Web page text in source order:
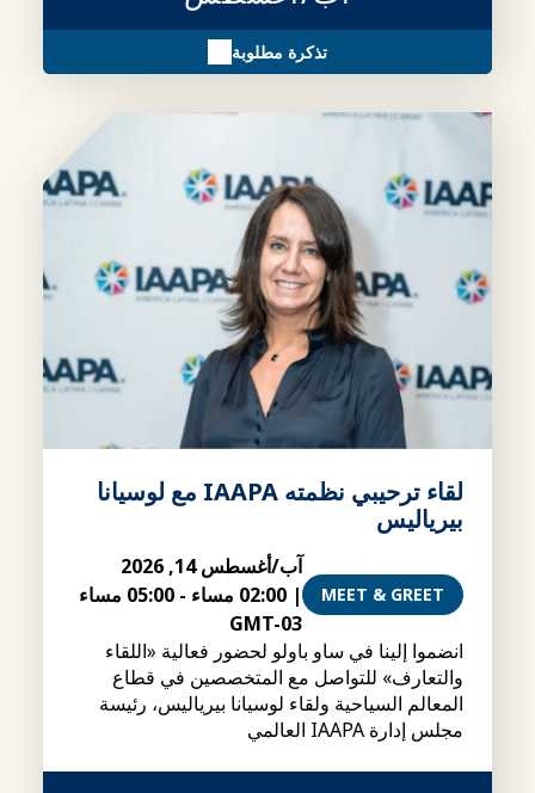
تذكرة مطلوبة
لقاء ترحيبي نظمته IAAPA مع لوسيانا
بيرياليس
MEET & GREET
آب/أغسطس 14, 2026
| 02:00 مساء -
05:00 مساء
GMT-03
انضموا إلينا في ساو باولو لحضور فعالية «اللقاء
والتعارف» للتواصل مع المتخصصين في قطاع
المعالم السياحية ولقاء لوسيانا بيرياليس، رئيسة
مجلس إدارة IAAPA العالمي